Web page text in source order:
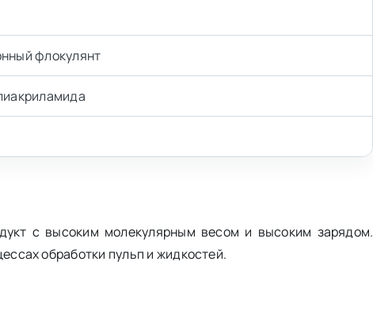
флокулянт
с высоким молекулярным весом и высоким зарядом.
обработки пульп и жидкостей.